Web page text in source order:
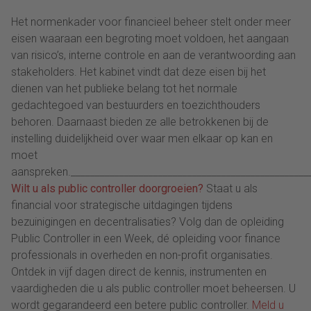
Het normenkader voor financieel beheer stelt onder meer
eisen waaraan een begroting moet voldoen, het aangaan
van risico’s, interne controle en aan de verantwoording aan
stakeholders. Het kabinet vindt dat deze eisen bij het
dienen van het publieke belang tot het normale
gedachtegoed van bestuurders en toezichthouders
behoren. Daarnaast bieden ze alle betrokkenen bij de
instelling duidelijkheid over waar men elkaar op kan en
moet
Wilt u als public controller doorgroeien? Staat u als
financial voor strategische uitdagingen tijdens
bezuinigingen en decentralisaties? Volg dan de opleiding
Public Controller in een Week, dé opleiding voor finance
professionals in overheden en non-profit organisaties.
Ontdek in vijf dagen direct de kennis, instrumenten en
vaardigheden die u als public controller moet beheersen. U
wordt gegarandeerd een betere public controller. Meld u